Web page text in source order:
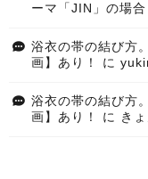
ーマ「JIN」の場合
浴衣の帯の結び方
画】あり！
に
浴衣の帯の結び方
画】あり！
に き